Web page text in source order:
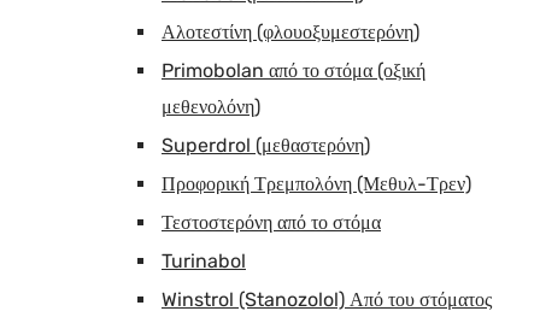
Αλοτεστίνη (φλουοξυμεστερόνη)
Primobolan από το στόμα (οξική
μεθενολόνη)
Superdrol (μεθαστερόνη)
Προφορική Τρεμπολόνη (Μεθυλ-Τρεν)
Τεστοστερόνη από το στόμα
Turinabol
Winstrol (Stanozolol) Από του στόματος